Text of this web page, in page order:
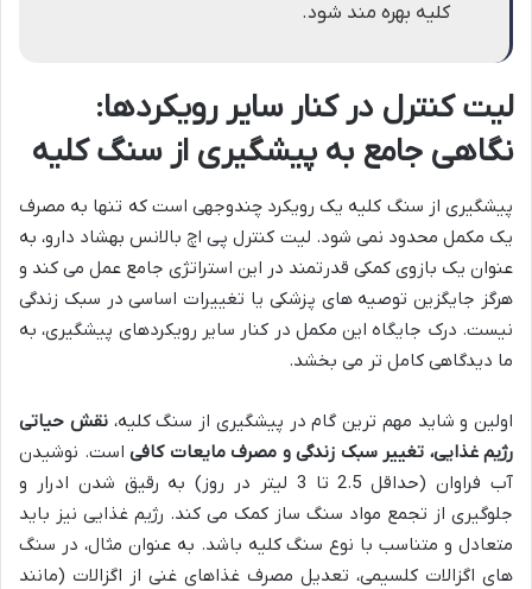
کلیه بهره مند شود.
لیت کنترل در کنار سایر رویکردها:
نگاهی جامع به پیشگیری از سنگ کلیه
پیشگیری از سنگ کلیه یک رویکرد چندوجهی است که تنها به مصرف
یک مکمل محدود نمی شود. لیت کنترل پی اچ بالانس بهشاد دارو، به
عنوان یک بازوی کمکی قدرتمند در این استراتژی جامع عمل می کند و
هرگز جایگزین توصیه های پزشکی یا تغییرات اساسی در سبک زندگی
نیست. درک جایگاه این مکمل در کنار سایر رویکردهای پیشگیری، به
ما دیدگاهی کامل تر می بخشد.
اولین و شاید مهم ترین گام در پیشگیری از سنگ کلیه،نقش حیاتی
رژیم غذایی، تغییر سبک زندگی و مصرف مایعات کافی است. نوشیدن
آب فراوان (حداقل 2.5 تا 3 لیتر در روز) به رقیق شدن ادرار و
جلوگیری از تجمع مواد سنگ ساز کمک می کند. رژیم غذایی نیز باید
متعادل و متناسب با نوع سنگ کلیه باشد. به عنوان مثال، در سنگ
های اگزالات کلسیمی، تعدیل مصرف غذاهای غنی از اگزالات (مانند